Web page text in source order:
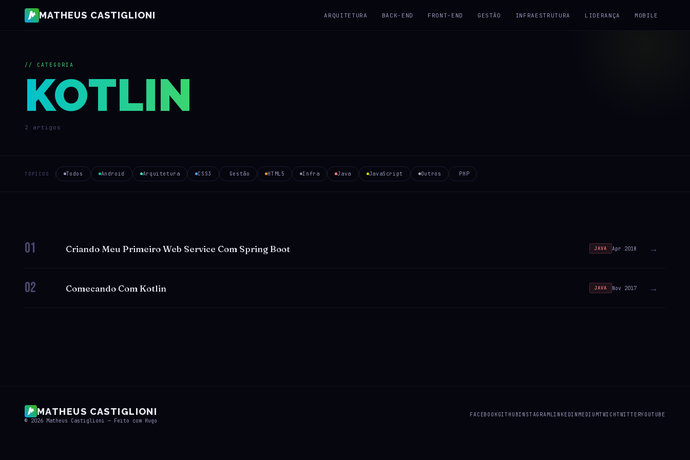
MATHEUS CASTIGLIONI ARQUITETURA BACK-END FRONT-END GESTÃO INFRAESTRUTURA LIDERANÇA MOBILE
// CATEGORIA
KOTLIN
2 artigos
TÓPICOS Todos Android Arquitetura CSS3 Gestão HTML5 Infra Java JavaScript Outros PHP
01 Criando Meu Primeiro Web Service Com Spring Boot JAVA Apr 2018 →
02 Comecando Com Kotlin JAVA Nov 2017 →
MATHEUS CASTIGLIONI
© 2026 Matheus Castiglioni — Feito com Hugo
FACEBOOKGITHUBINSTAGRAMLINKEDIN MEDIUMTWICHTWITTERYOUTUBE